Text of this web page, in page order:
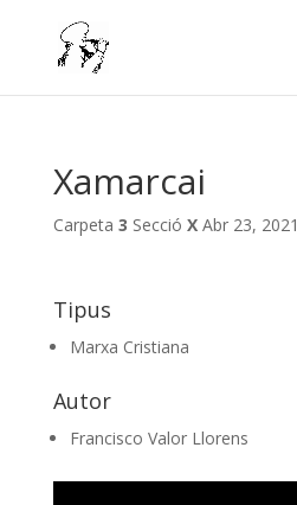
Xamarcai
Carpeta 3 Secció X Abr 23, 2021
Tipus
Marxa Cristiana
Autor
Francisco Valor Llorens